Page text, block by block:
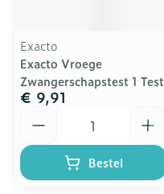
Exacto
Exacto Vroege
Zwangerschapstest 1 Test
€ 9,91
Bestel